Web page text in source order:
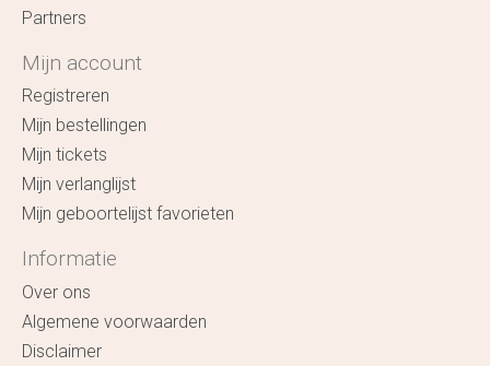
Partners
Mijn account
Registreren
Mijn bestellingen
Mijn tickets
Mijn verlanglijst
Mijn geboortelijst favorieten
Informatie
Over ons
Algemene voorwaarden
Disclaimer